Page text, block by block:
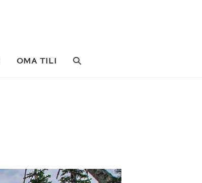
OMA TILI
SEARCH